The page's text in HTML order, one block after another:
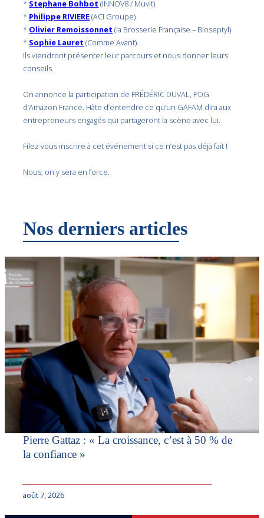
* Stephane Bohbot (INNOV8 / Muvit)
* Philippe RIVIERE(ACI Groupe)
* Olivier Remoissonnet (la Brosserie Française – Bioseptyl)
* Sophie Lauret (Comme Avant).
Ils viendront présenter leur parcours et nous donner leurs
conseils.
On annonce la participation de FRÉDÉRIC DUVAL, PDG
d’Amazon France. Hâte d’entendre ce qu’un GAFAM dira aux
entrepreneurs engagés qui partageront la scène avec lui.
Filez vous inscrire à cet événement si ce n’est pas déjà fait !
Nous, on y sera en force.
Nos derniers articles
Pierre Gattaz : « La croissance, c’est à 50 % de
la confiance »
août 7, 2026